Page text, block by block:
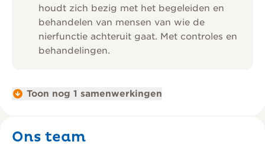
houdt zich bezig met het begeleiden en
behandelen van mensen van wie de
nierfunctie achteruit gaat. Met controles en
behandelingen.
Toon nog 1 samenwerkingen
Ons team